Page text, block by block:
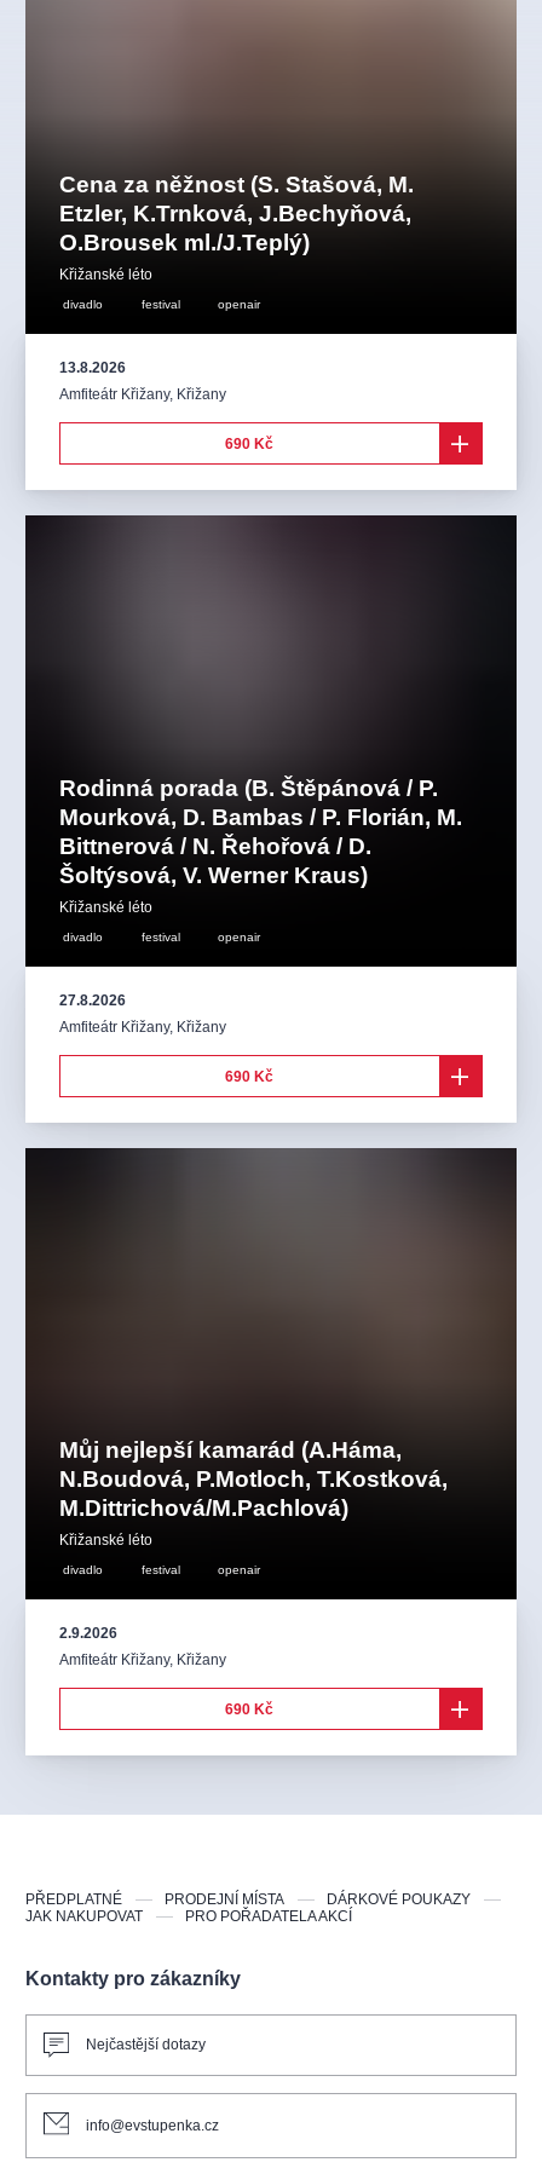
Cena za něžnost (S. Stašová, M.
Etzler, K.Trnková, J.Bechyňová,
O.Brousek ml./J.Teplý)
Křižanské léto
divadlo festival openair
13.8.2026
Amfiteátr Křižany, Křižany
690 Kč
Rodinná porada (B. Štěpánová / P.
Mourková, D. Bambas / P. Florián, M.
Bittnerová / N. Řehořová / D.
Šoltýsová, V. Werner Kraus)
Křižanské léto
divadlo festival openair
27.8.2026
Amfiteátr Křižany, Křižany
690 Kč
Můj nejlepší kamarád (A.Háma,
N.Boudová, P.Motloch, T.Kostková,
M.Dittrichová/M.Pachlová)
Křižanské léto
divadlo festival openair
2.9.2026
Amfiteátr Křižany, Křižany
690 Kč
Kontakty pro zákazníky
Nejčastější dotazy
info@evstupenka.cz
PŘEDPLATNÉ PRODEJNÍ MÍSTA
DÁRKOVÉ POUKAZY
JAK NAKUPOVAT
PRO POŘADATELA AKCÍ